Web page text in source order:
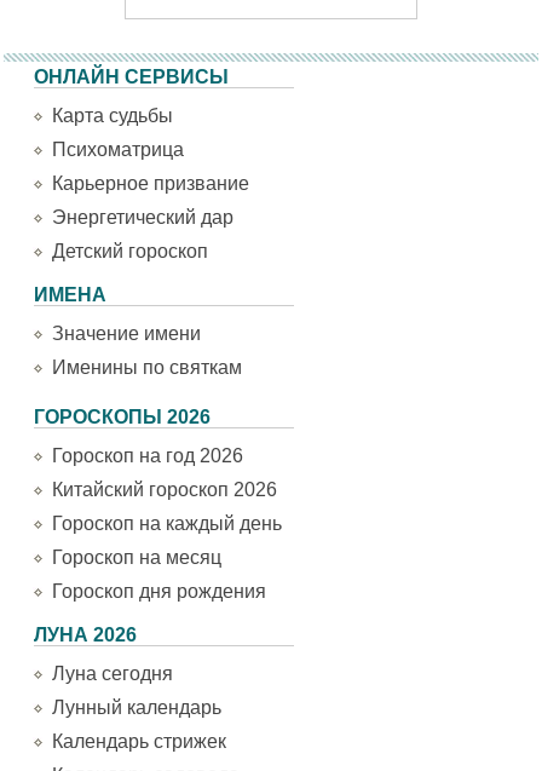
ОНЛАЙН СЕРВИСЫ
Карта судьбы
Психоматрица
Карьерное призвание
Энергетический дар
Детский гороскоп
ИМЕНА
Значение имени
Именины по святкам
ГОРОСКОПЫ 2026
Гороскоп на год 2026
Китайский гороскоп 2026
Гороскоп на каждый день
Гороскоп на месяц
Гороскоп дня рождения
ЛУНА 2026
Луна сегодня
Лунный календарь
Календарь стрижек